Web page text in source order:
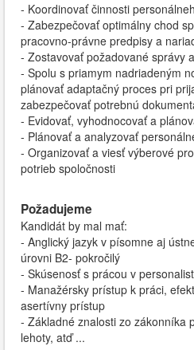
- Koordinovať činnosti
- Zabezpečovať optimálny chod
pracovno-právne predpisy a
- Zostavovať požadované správy
- Spolu s priamym nadriadeným
plánovať adaptačný proces pri
zabezpečovať potrebnú
- Evidovať, vyhodnocovať a
- Plánovať a analyzovať
- Organizovať a viesť výberové
potrieb spoločnosti
Požadujeme
Kandidát by mal mať:
- Anglický jazyk v písomne aj
úrovni B2- pokročilý
- Skúsenosť s prácou v
- Manažérsky prístup k práci,
asertívny prístup
- Základné znalosti zo zákonníka
lehoty, atď ...